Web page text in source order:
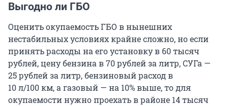
Выгодно ли ГБО
Оценить окупаемость ГБО в нынешних
нестабильных условиях крайне сложно, но если
принять расходы на его установку в 60 тысяч
рублей, цену бензина в 70 рублей за литр, СУГа —
25 рублей за литр, бензиновый расход в
10 л/100 км, а газовый — на 10% выше, то для
окупаемости нужно проехать в районе 14 тысяч